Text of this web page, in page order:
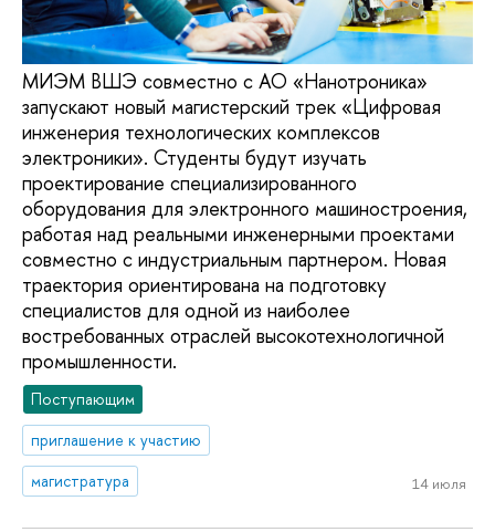
МИЭМ ВШЭ совместно с АО «Нанотроника»
запускают новый магистерский трек «Цифровая
инженерия технологических комплексов
электроники». Студенты будут изучать
проектирование специализированного
оборудования для электронного машиностроения,
работая над реальными инженерными проектами
совместно с индустриальным партнером. Новая
траектория ориентирована на подготовку
специалистов для одной из наиболее
востребованных отраслей высокотехнологичной
промышленности.
Поступающим
приглашение к участию
магистратура
14 июля